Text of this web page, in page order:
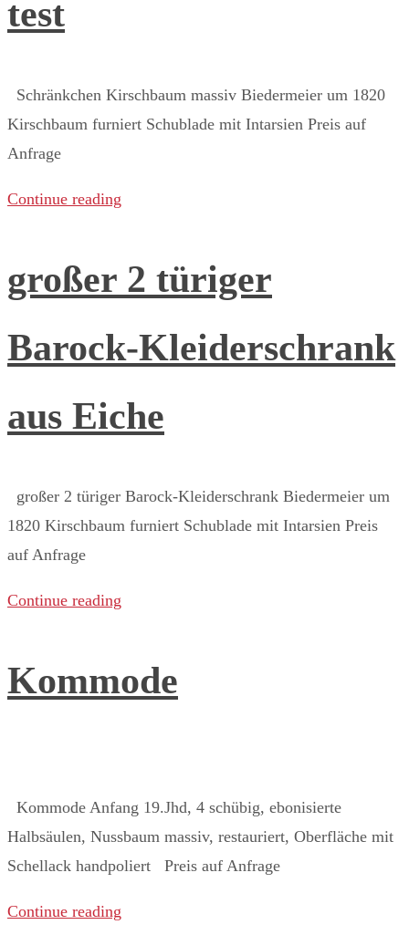
test
Schränkchen Kirschbaum massiv Biedermeier um 1820
Kirschbaum furniert Schublade mit Intarsien Preis auf
Anfrage ​
Continue reading
großer 2 türiger
Barock-Kleiderschrank
aus Eiche
großer 2 türiger Barock-Kleiderschrank Biedermeier um
1820 Kirschbaum furniert Schublade mit Intarsien Preis
auf Anfrage ​
Continue reading
Kommode
Kommode Anfang 19.Jhd, 4 schübig, ebonisierte
Halbsäulen, Nussbaum massiv, restauriert, Oberfläche mit
Schellack handpoliert Preis auf Anfrage ​
Continue reading